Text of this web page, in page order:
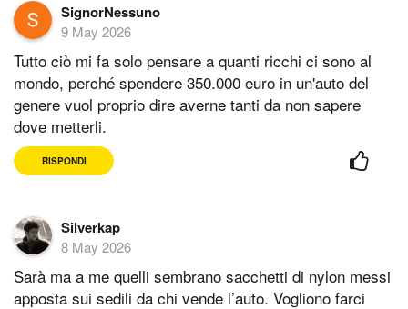
SignorNessuno
9 May 2026
Tutto ciò mi fa solo pensare a quanti ricchi ci sono al
mondo, perché spendere 350.000 euro in un'auto del
genere vuol proprio dire averne tanti da non sapere
dove metterli.
RISPONDI
Silverkap
8 May 2026
Sarà ma a me quelli sembrano sacchetti di nylon messi
apposta sui sedili da chi vende l’auto. Vogliono farci